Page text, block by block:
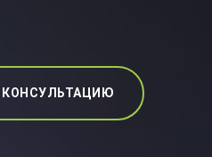
КОНСУЛЬТАЦИЮ